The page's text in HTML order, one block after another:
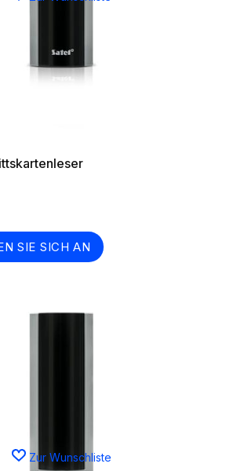
SIE SICH AN
Zur Wunschliste